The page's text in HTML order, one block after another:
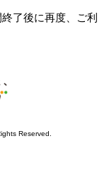
了後に再度、ご利
Reserved.